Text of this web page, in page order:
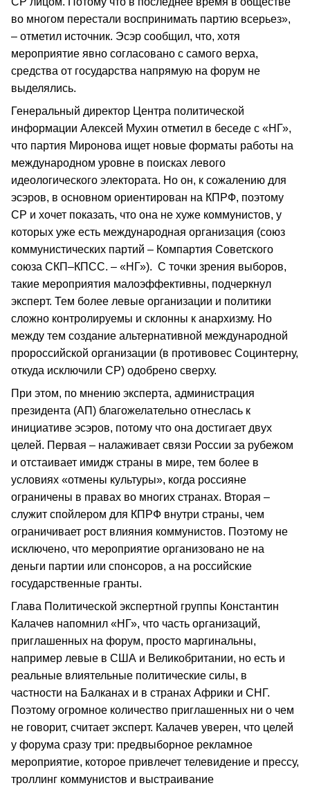
во многом перестали воспринимать партию всерьез»,
– отметил источник. Эсэр сообщил, что, хотя
мероприятие явно согласовано с самого верха,
средства от государства напрямую на форум не
выделялись.
Генеральный директор Центра политической
информации Алексей Мухин отметил в беседе с «НГ»,
что партия Миронова ищет новые форматы работы на
международном уровне в поисках левого
идеологического электората. Но он, к сожалению для
эсэров, в основном ориентирован на КПРФ, поэтому
СР и хочет показать, что она не хуже коммунистов, у
которых уже есть международная организация (союз
коммунистических партий – Компартия Советского
союза СКП–КПСС. – «НГ»). С точки зрения выборов,
такие мероприятия малоэффективны, подчеркнул
эксперт. Тем более левые организации и политики
сложно контролируемы и склонны к анархизму. Но
между тем создание альтернативной международной
пророссийской организации (в противовес Социнтерну,
откуда исключили СР) одобрено сверху.
При этом, по мнению эксперта, администрация
президента (АП) благожелательно отнеслась к
инициативе эсэров, потому что она достигает двух
целей. Первая – налаживает связи России за рубежом
и отстаивает имидж страны в мире, тем более в
условиях «отмены культуры», когда россияне
ограничены в правах во многих странах. Вторая –
служит спойлером для КПРФ внутри страны, чем
ограничивает рост влияния коммунистов. Поэтому не
исключено, что мероприятие организовано не на
деньги партии или спонсоров, а на российские
государственные гранты.
Глава Политической экспертной группы Константин
Калачев напомнил «НГ», что часть организаций,
приглашенных на форум, просто маргинальны,
например левые в США и Великобритании, но есть и
реальные влиятельные политические силы, в
частности на Балканах и в странах Африки и СНГ.
Поэтому огромное количество приглашенных ни о чем
не говорит, считает эксперт. Калачев уверен, что целей
у форума сразу три: предвыборное рекламное
мероприятие, которое привлечет телевидение и прессу,
троллинг коммунистов и выстраивание